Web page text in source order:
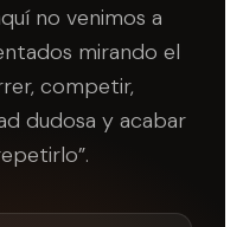
no venimos a
mirando el
competir,
dudosa y acabar